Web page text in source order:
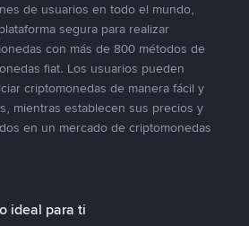
de usuarios en todo el mundo,
segura para realizar
con más de 800 métodos de
fiat. Los usuarios pueden
criptomonedas de manera fácil y
mientras establecen sus precios y
en un mercado de criptomonedas
ideal para ti